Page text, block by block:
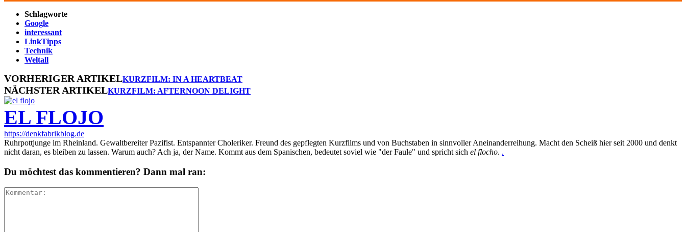
Schlagworte
Google
interessant
LinkTipps
Technik
Weltall
VORHERIGER ARTIKELKURZFILM: IN A HEARTBEAT
NÄCHSTER ARTIKELKURZFILM: AFTERNOON DELIGHT
EL FLOJO
https://denkfabrikblog.de
Ruhrpottjunge im Rheinland. Gewaltbereiter Pazifist. Entspannter Choleriker. Freund des gepflegten Kurzfilms und von Buchstaben in sinnvoller Aneinanderreihung. Macht den Scheiß hier seit 2000 und denkt
nicht daran, es bleiben zu lassen. Warum auch? Ach ja, der Name. Kommt aus dem Spanischen, bedeutet soviel wie "der Faule" und spricht sich el flocho. .
Du möchtest das kommentieren? Dann mal ran: